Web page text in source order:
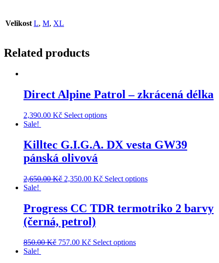
Velikost L, M, XL
Related products
Direct Alpine Patrol – zkrácená délka
2,390.00 Kč Select options
Sale!
Killtec G.I.G.A. DX vesta GW39
pánská olivová
2,650.00Kč 2,350.00 Kč Select options
Sale!
Progress CC TDR termotriko 2 barvy
(černá, petrol)
850.00Kč 757.00 Kč Select options
Sale!